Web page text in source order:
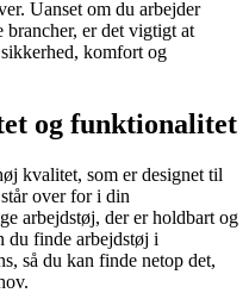
Uanset om du arbejder
er det vigtigt at
komfort og
og funktionalitet
kvalitet, som er designet til
over for i din
arbejdstøj, der er holdbart og
du finde arbejdstøj i
så du kan finde netop det,